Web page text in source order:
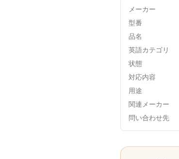
メーカー
型番
品名
英語カテゴリ
状態
対応内容
用途
関連メーカー
問い合わせ先